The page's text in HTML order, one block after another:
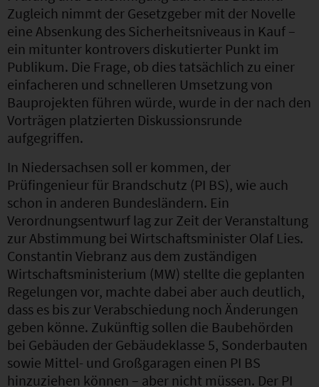
Zugleich nimmt der Gesetzgeber mit der Novelle
eine Absenkung des Sicherheitsniveaus in Kauf –
ein mitunter kontrovers diskutierter Punkt im
Publikum. Die Frage, ob dies tatsächlich zu einer
einfacheren und schnelleren Umsetzung von
Bauprojekten führen würde, wurde in der nach den
Vorträgen platzierten Diskussionsrunde
aufgegriffen.
In Niedersachsen soll er kommen, der
Prüfingenieur für Brandschutz (PI BS), wie auch
schon in anderen Bundesländern. Ein
Verordnungsentwurf lag zur Zeit der Veranstaltung
zur Abstimmung bei Wirtschaftsminister Olaf Lies.
Constantin Viebranz aus dem zuständigen
Wirtschaftsministerium (MW) stellte die geplanten
Regelungen vor, machte dabei aber auch deutlich,
dass es bis zur Verabschiedung noch Änderungen
geben könne. Zukünftig sollen die Baubehörden
bei Gebäuden der Gebäudeklasse 5, Sonderbauten
sowie Mittel- und Großgaragen einen PI BS
hinzuziehen können – aber nicht müssen. Der PI